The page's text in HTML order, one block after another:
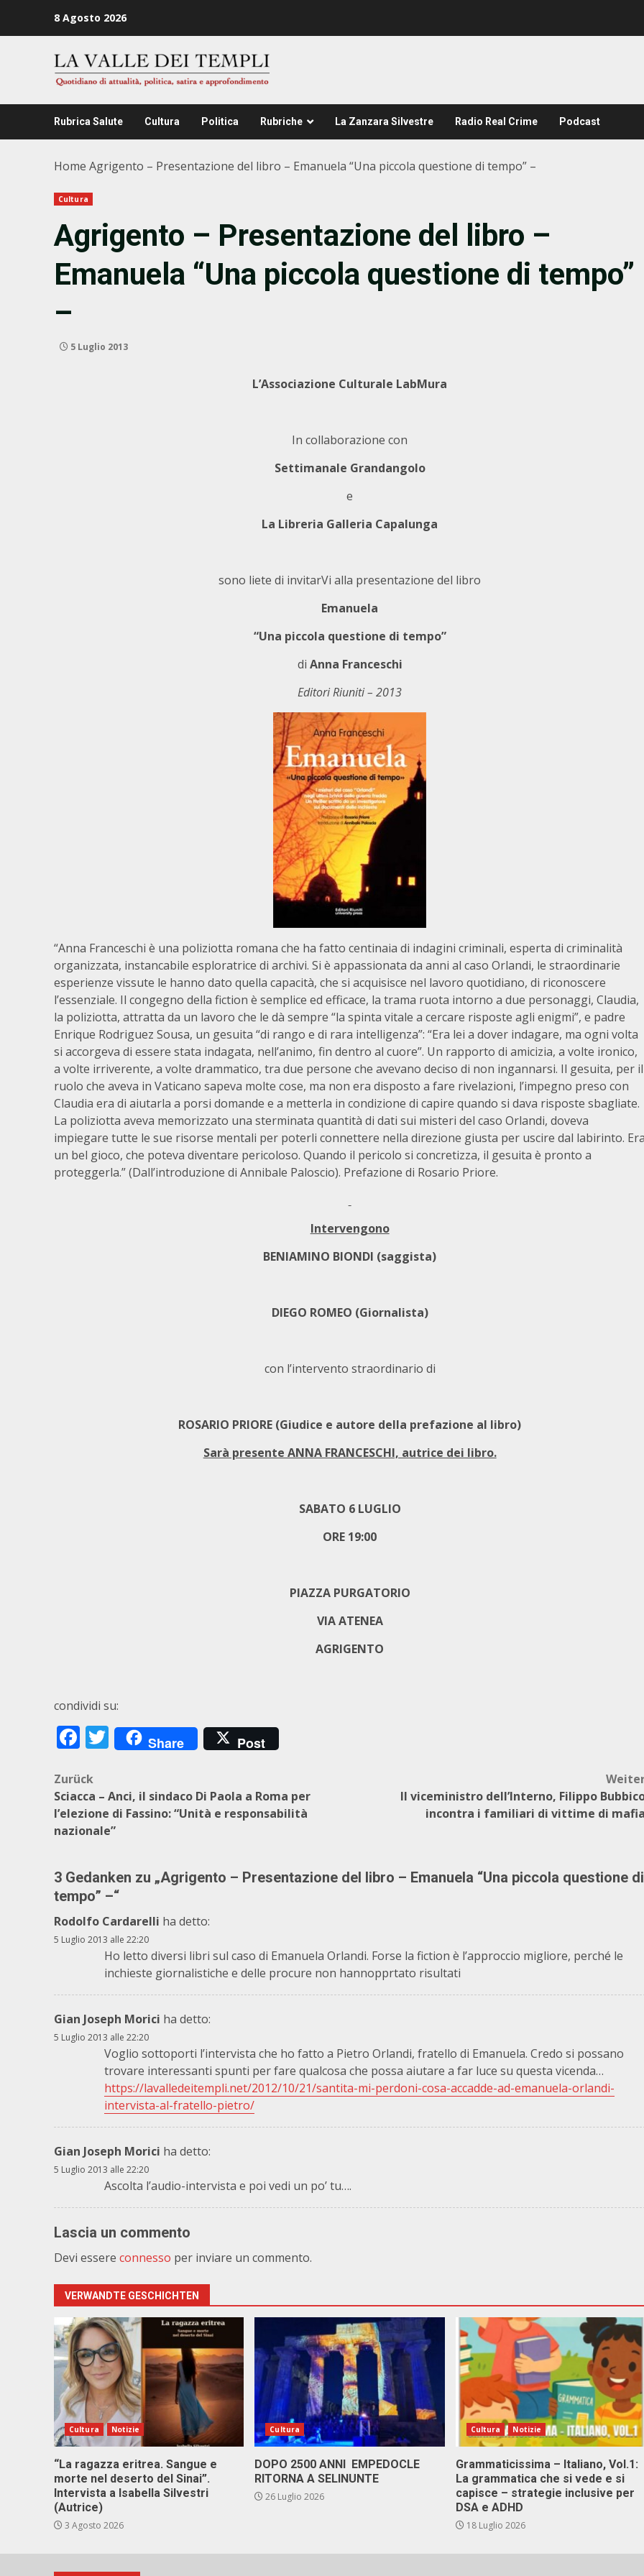
8 Agosto 2026
Rubrica Salute Cultura Politica Rubriche La Zanzara Silvestre Radio Real Crime Podcast
Home Agrigento – Presentazione del libro – Emanuela “Una piccola questione di tempo” –
Cultura
Agrigento – Presentazione del libro –
Emanuela “Una piccola questione di tempo”
–
5 Luglio 2013
L’Associazione Culturale LabMura
In collaborazione con
Settimanale Grandangolo
e
La Libreria Galleria Capalunga
sono liete di invitarVi alla presentazione del libro
Emanuela
“Una piccola questione di tempo”
di Anna Franceschi
Editori Riuniti – 2013
“Anna Franceschi è una poliziotta romana che ha fatto centinaia di indagini criminali, esperta di criminalità
organizzata, instancabile esploratrice di archivi. Si è appassionata da anni al caso Orlandi, le straordinarie
esperienze vissute le hanno dato quella capacità, che si acquisisce nel lavoro quotidiano, di riconoscere
l’essenziale. Il congegno della fiction è semplice ed efficace, la trama ruota intorno a due personaggi, Claudia,
la poliziotta, attratta da un lavoro che le dà sempre “la spinta vitale a cercare risposte agli enigmi”, e padre
Enrique Rodriguez Sousa, un gesuita “di rango e di rara intelligenza”: “Era lei a dover indagare, ma ogni volta
si accorgeva di essere stata indagata, nell’animo, fin dentro al cuore”. Un rapporto di amicizia, a volte ironico,
a volte irriverente, a volte drammatico, tra due persone che avevano deciso di non ingannarsi. Il gesuita, per il
ruolo che aveva in Vaticano sapeva molte cose, ma non era disposto a fare rivelazioni, l’impegno preso con
Claudia era di aiutarla a porsi domande e a metterla in condizione di capire quando si dava risposte sbagliate.
La poliziotta aveva memorizzato una sterminata quantità di dati sui misteri del caso Orlandi, doveva
impiegare tutte le sue risorse mentali per poterli connettere nella direzione giusta per uscire dal labirinto.
un bel gioco, che poteva diventare pericoloso. Quando il pericolo si concretizza, il gesuita è pronto a
proteggerla.” (Dall’introduzione di Annibale Paloscio). Prefazione di Rosario Priore.
Intervengono
BENIAMINO BIONDI (saggista)
DIEGO ROMEO (Giornalista)
con l’intervento straordinario di
ROSARIO PRIORE (Giudice e autore della prefazione al libro)
Sarà presente ANNA FRANCESCHI, autrice dei libro.
SABATO 6 LUGLIO
ORE 19:00
PIAZZA PURGATORIO
VIA ATENEA
AGRIGENTO
condividi su:
Facebook
Twitter
Share Post
Beitragsnavigation
Zurück
Sciacca – Anci, il sindaco Di Paola a Roma per
l’elezione di Fassino: “Unità e responsabilità
nazionale”
Il viceministro dell’Interno, Filippo
incontra i familiari di vittime di
3 Gedanken zu „Agrigento – Presentazione del libro – Emanuela “Una piccola questione di
tempo” –“
Rodolfo Cardarelli ha detto:
5 Luglio 2013 alle 22:20
Ho letto diversi libri sul caso di Emanuela Orlandi. Forse la fiction è l’approccio migliore, perché le
inchieste giornalistiche e delle procure non hannopprtato risultati
Gian Joseph Morici ha detto:
5 Luglio 2013 alle 22:20
Voglio sottoporti l’intervista che ho fatto a Pietro Orlandi, fratello di Emanuela. Credo si possano
trovare interessanti spunti per fare qualcosa che possa aiutare a far luce su questa vicenda…
https://lavalledeitempli.net/2012/10/21/santita-mi-perdoni-cosa-accadde-ad-emanuela-orlandi-
intervista-al-fratello-pietro/
Gian Joseph Morici ha detto:
5 Luglio 2013 alle 22:20
Ascolta l’audio-intervista e poi vedi un po’ tu….
Lascia un commento
Devi essere connesso per inviare un commento.
VERWANDTE GESCHICHTEN
Cultura Notizie
“La ragazza eritrea. Sangue e
morte nel deserto del Sinai”.
Intervista a Isabella Silvestri
(Autrice)
3 Agosto 2026
Cultura
DOPO 2500 ANNI EMPEDOCLE
RITORNA A SELINUNTE
26 Luglio 2026
Cultura Notizie
Grammaticissima – Italiano, Vol.1:
La grammatica che si vede e si
capisce – strategie inclusive per
DSA e ADHD
18 Luglio 2026